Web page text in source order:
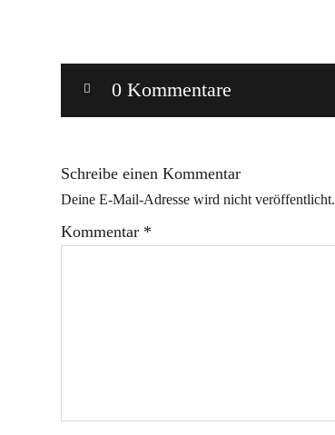
0 Kommentare
Schreibe einen Kommentar
Deine E-Mail-Adresse wird nicht veröffentlicht.
Kommentar *